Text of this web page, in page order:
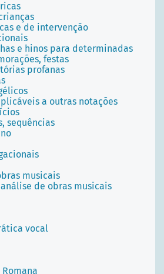
e de intervenção
e hinos para determinadas
festas
profanas
a outras notações
sequências
musicais
de obras musicais
vocal